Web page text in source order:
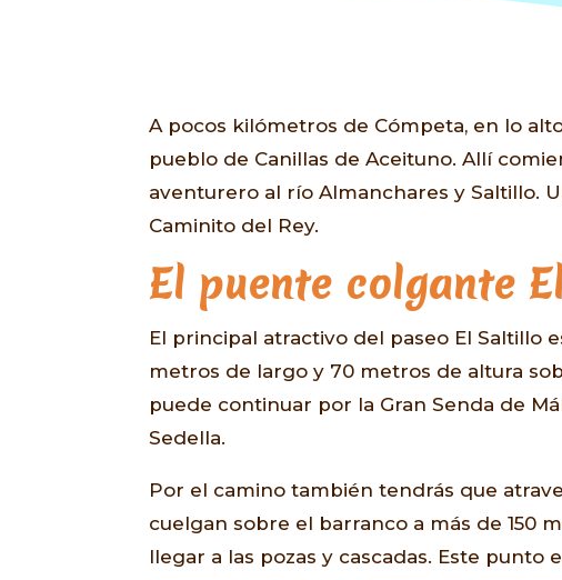
A pocos kilómetros de Cómpeta, en lo
pueblo de Canillas de Aceituno. Allí
aventurero al río Almanchares y Saltillo.
Caminito del Rey.
El puente colgante
El principal atractivo del paseo El Saltillo
metros de largo y 70 metros de altura
puede continuar por la Gran Senda de
Sedella.
Por el camino también tendrás que
cuelgan sobre el barranco a más de 150
llegar a las pozas y cascadas. Este